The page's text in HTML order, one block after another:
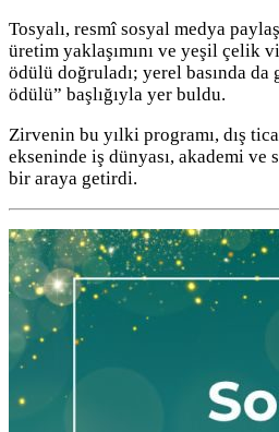
Tosyalı, resmî sosyal medya
üretim yaklaşımını ve yeşil çelik
ödülü doğruladı; yerel basında
ödülü” başlığıyla yer buldu.
Zirvenin bu yılki programı, dış
ekseninde iş dünyası, akademi
bir araya getirdi.